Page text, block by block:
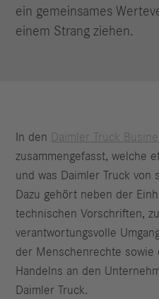
ein gemeinsames
einem Strang ziehen.
In den Daimler Truck
zusammengefasst, welche
und was Daimler Truck
Dazu gehört neben der
technischen Vorschriften,
verantwortungsvolle
der Menschenrechte sowie
Handelns an den
Daimler Truck.